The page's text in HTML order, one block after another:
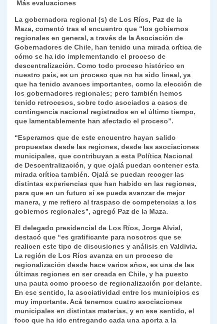
Más evaluaciones
La gobernadora regional (s) de Los Ríos, Paz de la
Maza, comentó tras el encuentro que “los gobiernos
regionales en general, a través de la Asociación de
Gobernadores de Chile, han tenido una mirada crítica de
cómo se ha ido implementando el proceso de
descentralización. Como todo proceso histórico en
nuestro país, es un proceso que no ha sido lineal, ya
que ha tenido avances importantes, como la elección de
los gobernadores regionales; pero también hemos
tenido retrocesos, sobre todo asociados a casos de
contingencia nacional registrados en el último tiempo,
que lamentablemente han afectado el proceso”.
“Esperamos que de este encuentro hayan salido
propuestas desde las regiones, desde las asociaciones
municipales, que contribuyan a esta Política Nacional
de Descentralización, y que ojalá puedan contener esta
mirada crítica también. Ojalá se puedan recoger las
distintas experiencias que han habido en las regiones,
para que en un futuro sí se pueda avanzar de mejor
manera, y me refiero al traspaso de competencias a los
gobiernos regionales”, agregó Paz de la Maza.
El delegado presidencial de Los Ríos, Jorge Alvial,
destacó que “es gratificante para nosotros que se
realicen este tipo de discusiones y análisis en Valdivia.
La región de Los Ríos avanza en un proceso de
regionalización desde hace varios años, es una de las
últimas regiones en ser creada en Chile, y ha puesto
una pauta como proceso de regionalización por delante.
En ese sentido, la asociatividad entre los municipios es
muy importante. Acá tenemos cuatro asociaciones
municipales en distintas materias, y en ese sentido, el
foco que ha ido entregando cada una aporta a la